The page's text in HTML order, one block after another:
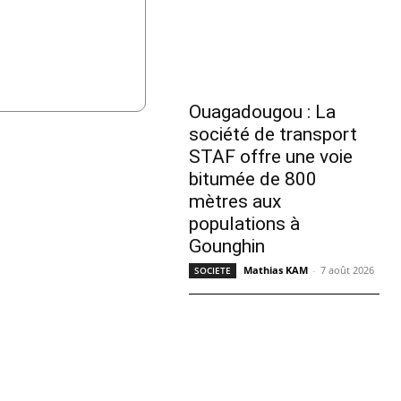
Ouagadougou : La
société de transport
STAF offre une voie
bitumée de 800
mètres aux
populations à
Gounghin
SOCIETE Mathias KAM - 7 août 2026